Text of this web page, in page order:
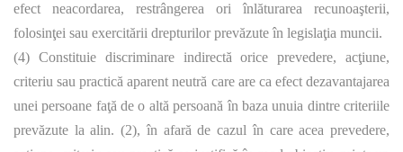
efect neacordarea, restrângerea ori înlăturarea recunoaşterii,
folosinţei sau exercitării drepturilor prevăzute în legislaţia muncii.
(4) Constituie discriminare indirectă orice prevedere, acţiune,
criteriu sau practică aparent neutră care are ca efect dezavantajarea
unei persoane faţă de o altă persoană în baza unuia dintre criteriile
prevăzute la alin. (2), în afară de cazul în care acea prevedere,